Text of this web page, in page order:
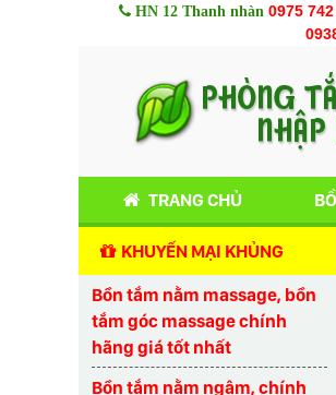
HN 12 Thanh nhàn 0975
TRANG CHỦ
KHUYẾN MẠI KHỦNG
Bồn tắm nằm massage, bồn
tắm góc massage chính
hãng giá tốt nhất
Bồn tắm nằm ngâm, chính